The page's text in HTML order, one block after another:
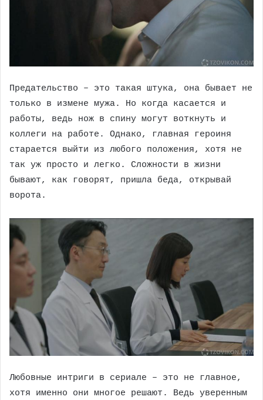
Предательство – это такая штука, она бывает не
только в измене мужа. Но когда касается и
работы, ведь нож в спину могут воткнуть и
коллеги на работе. Однако, главная героиня
старается выйти из любого положения, хотя не
так уж просто и легко. Сложности в жизни
бывают, как говорят, пришла беда, открывай
ворота.
Любовные интриги в сериале – это не главное,
хотя именно они многое решают. Ведь уверенным